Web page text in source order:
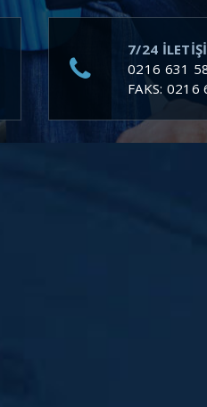
7/24
0216 631
FAKS: